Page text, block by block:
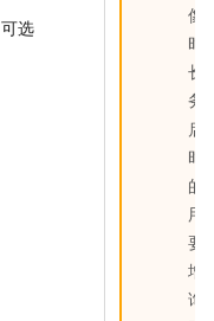
可选
像
时
长
务
启
时
的
用
要
增
询